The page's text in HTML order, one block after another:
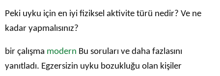
Peki uyku için en iyi fiziksel aktivite türü nedir? Ve ne
kadar yapmalısınız?
bir çalışma modern Bu soruları ve daha fazlasını
yanıtladı. Egzersizin uyku bozukluğu olan kişiler